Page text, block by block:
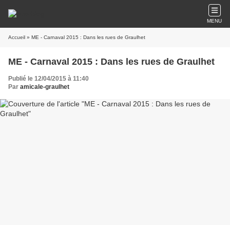
MENU
Accueil » ME - Carnaval 2015 : Dans les rues de Graulhet
ME - Carnaval 2015 : Dans les rues de Graulhet
Publié le 12/04/2015 à 11:40
Par amicale-graulhet